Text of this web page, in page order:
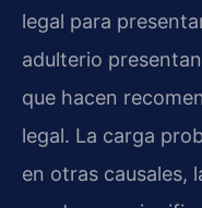
legal para
adulterio
que hacen
legal. La carga
en otras causales,